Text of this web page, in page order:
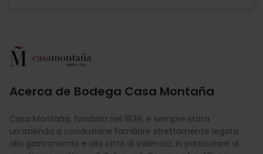
Acerca de Bodega Casa Montaña
Imagen
Casa Montaña, fondata nel 1836, è sempre stata
un'azienda a conduzione familiare strettamente legata
alla gastronomia e alla città di Valencia, in particolare al